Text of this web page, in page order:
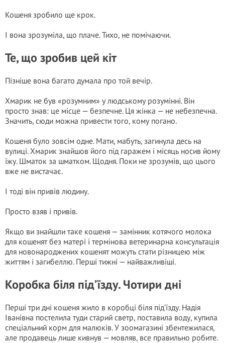
Кошеня зробило ще крок.
І вона зрозуміла, що плаче. Тихо, не помічаючи.
Те, що зробив цей кіт
Пізніше вона багато думала про той вечір.
Хмарик не був «розумним» у людському розумінні. Він
просто знав: це місце — безпечне. Ця жінка — не небезпечна.
Значить, сюди можна привести того, кому погано.
Кошеня було зовсім одне. Мати, мабуть, загинула десь на
вулиці. Хмарик знайшов його під гаражем і місяць носив йому
їжу. Шматок за шматком. Щодня. Поки не зрозумів, що цього
вже не вистачає.
І тоді він привів людину.
Просто взяв і привів.
Якщо ви знайшли таке кошеня — замінник котячого молока
для кошенят без матері і термінова ветеринарна консультація
для новонароджених кошенят можуть стати різницею між
життям і загибеллю. Перші тижні — найважливіші.
Коробка біля під’їзду. Чотири дні
Перші три дні кошеня жило в коробці біля під’їзду. Надія
Іванівна постелила туди старий светр, поставила воду, купила
спеціальний корм для малюків. У зоомагазині збентежилася,
але продавець лише кивнув — мовляв, все правильно робите.